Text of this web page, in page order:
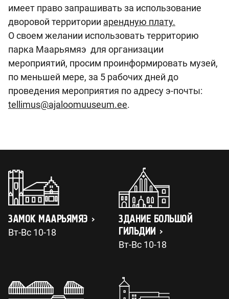
имеет право запрашивать за использование
дворовой территории арендную плату.
О своем желании использовать территорию
парка Маарьямяэ для организации
мероприятий, просим проинформировать музей,
по меньшей мере, за 5 рабочих дней до
проведения мероприятия по адресу э-почты:
tellimus@ajaloomuuseum.ee.
ЗАМОК МААРЬЯМЯЭ
Вт-Вс 10-18
ЗДАНИЕ БОЛЬШОЙ
ГИЛЬДИИ
Вт-Вс 10-18